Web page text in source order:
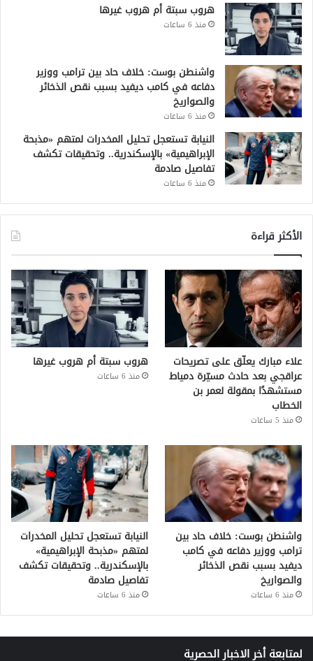
هروب سبتة أم هروب غيرها
منذ 6 ساعات
واشنطن بوست: خلاف حاد بين ترامب ووزير
دفاعه في كامب ديفيد بسبب نقص الذخائر
والصواريخ
منذ 6 ساعات
النيابة تستعجل تحليل المخدرات لمتهم «مذبحة
الإبراهيمية» بالإسكندرية.. وتحقيقات تكشف
تفاصيل صادمة
منذ 6 ساعات
الأكثر قراءة
علاء مبارك يعلّق على تصريحات
عراقجي بعد حادث مسيّرة دمياط
مستشهدًا بمقولة لعمر بن
الخطاب
منذ 5 ساعات
هروب سبتة أم هروب غيرها
منذ 6 ساعات
واشنطن بوست: خلاف حاد بين
ترامب ووزير دفاعه في كامب
ديفيد بسبب نقص الذخائر
والصواريخ
منذ 6 ساعات
النيابة تستعجل تحليل المخدرات
لمتهم «مذبحة الإبراهيمية»
بالإسكندرية.. وتحقيقات تكشف
تفاصيل صادمة
منذ 6 ساعات
لمتابعة أخر الاخبار الحصرية